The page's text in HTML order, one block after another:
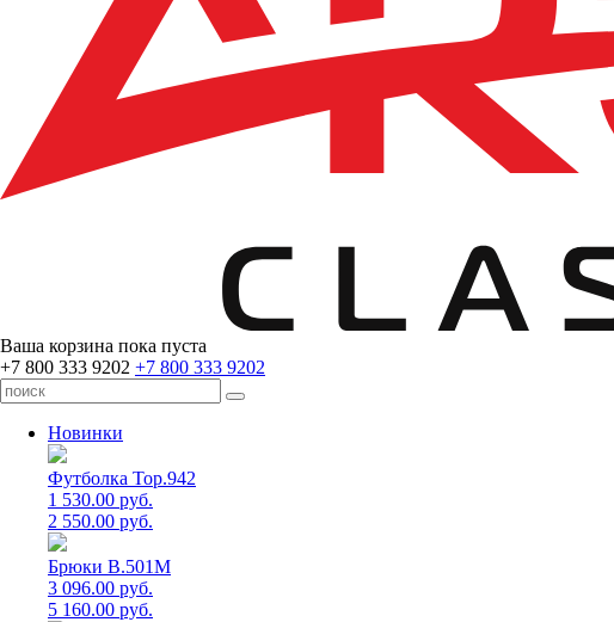
Ваша корзина пока пуста
+7 800 333 9202 +7 800 333 9202
Новинки
Футболка Top.942
1 530.00 руб.
2 550.00 руб.
Брюки B.501M
3 096.00 руб.
5 160.00 руб.